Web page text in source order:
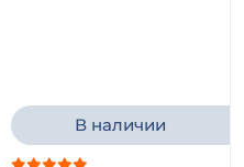
В наличии